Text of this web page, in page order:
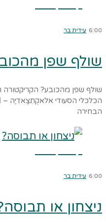
6:00 עידית בר
שולף שפן
שולף שפן מהכובע? הקריקטורה
הכלכלי הסעודי אלאקְתִצַאדִיַה
הבחירה
6:00 עידית בר
ניצחון או